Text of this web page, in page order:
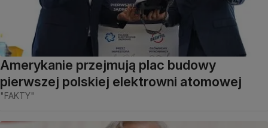
Amerykanie przejmują plac budowy
pierwszej polskiej elektrowni atomowej
"FAKTY"